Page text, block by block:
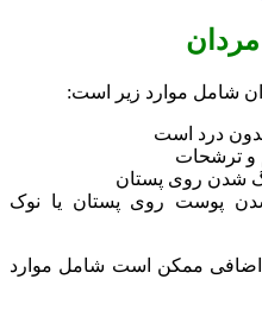
شامل موارد زیر است:
درد است
و ترشحات
شدن روی پستان
پوست روی پستان یا نوک
ممکن است شامل موارد